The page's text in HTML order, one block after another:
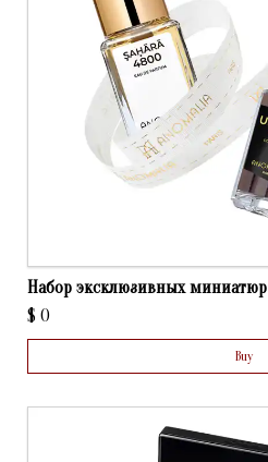
Набор эксклюзивных миниатюр
$ 0
Buy